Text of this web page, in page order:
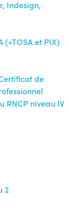
Indesign,
et PIX)
de
RNCP niveau IV
2